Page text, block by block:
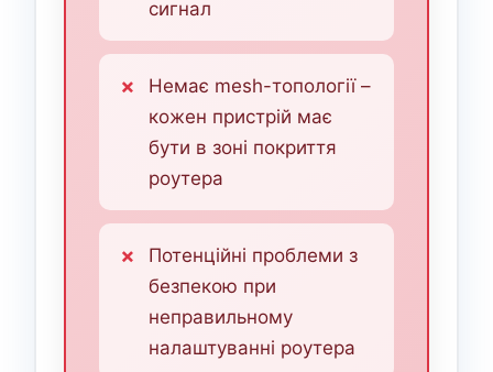
сигнал
Немає mesh-топології –
кожен пристрій має
бути в зоні покриття
роутера
Потенційні проблеми з
безпекою при
неправильному
налаштуванні роутера